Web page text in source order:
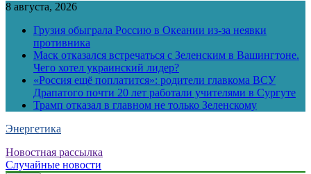
8 августа, 2026
Грузия обыграла Россию в Океании из-за неявки
противника
Маск отказался встречаться с Зеленским в Вашингтоне.
Чего хотел украинский лидер?
«Россия ещё поплатится»: родители главкома ВСУ
Драпатого почти 20 лет работали учителями в Сургуте
Трамп отказал в главном не только Зеленскому
Энергетика
Новостная рассылка
Случайные новости